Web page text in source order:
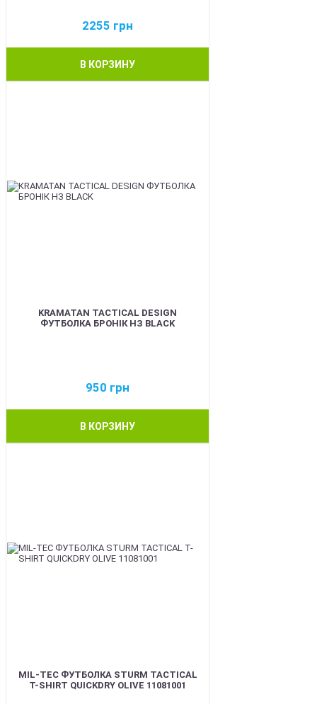
2255 грн
В КОРЗИНУ
KRAMATAN TACTICAL DESIGN
ФУТБОЛКА БРОНІК НЗ BLACK
950 грн
В КОРЗИНУ
MIL-TEC ФУТБОЛКА STURM TACTICAL
T-SHIRT QUICKDRY OLIVE 11081001